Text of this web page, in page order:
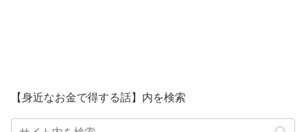
【身近なお金で得する話】内を検索